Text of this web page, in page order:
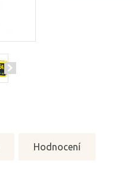
Hodnocení